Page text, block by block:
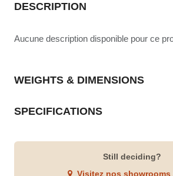
DESCRIPTION
Aucune description disponible pour ce
WEIGHTS & DIMENSIONS
SPECIFICATIONS
Still deciding?
Visitez nos showrooms